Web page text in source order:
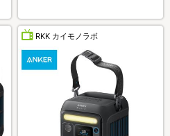
RKK カイモノラボ